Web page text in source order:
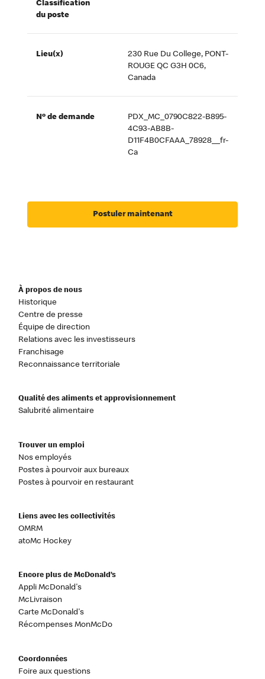
Classification
du poste
Lieu(x)
230 Rue Du College, PONT-
ROUGE QC G3H 0C6,
Canada
Nº de demande
PDX_MC_0790C822-B895-
4C93-AB8B-
D11F4B0CFAAA_78928__fr-
Ca
Postuler maintenant
À propos de nous
Historique
Centre de presse
Équipe de direction
Relations avec les investisseurs
Franchisage
Reconnaissance territoriale
Qualité des aliments et approvisionnement
Salubrité alimentaire
Trouver un emploi
Nos employés
Postes à pourvoir aux bureaux
Postes à pourvoir en restaurant
Liens avec les collectivités
OMRM
atoMc Hockey
Encore plus de McDonald’s
Appli McDonald's
McLivraison
Carte McDonald's
Récompenses MonMcDo
Coordonnées
Foire aux questions